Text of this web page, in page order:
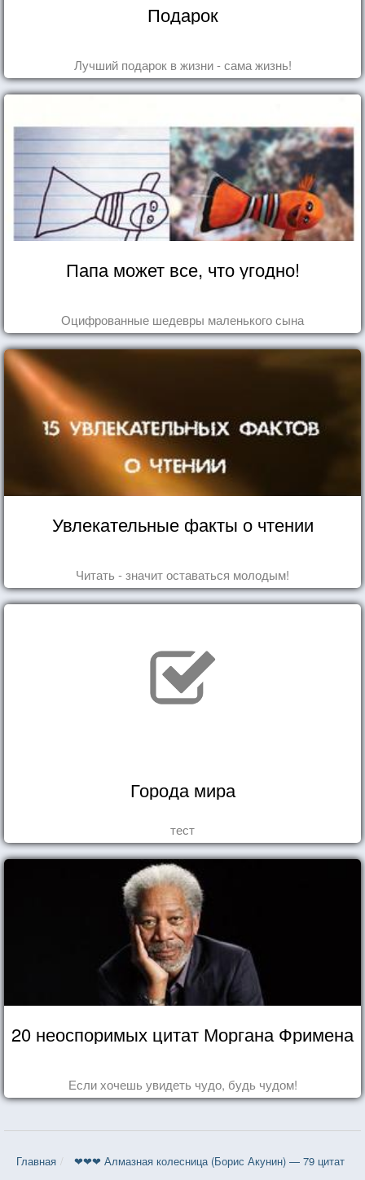
Подарок
Лучший подарок в жизни - сама жизнь!
Папа может все, что угодно!
Оцифрованные шедевры маленького сына
Увлекательные факты о чтении
Читать - значит оставаться молодым!
Города мира
тест
20 неоспоримых цитат Моргана Фримена
Если хочешь увидеть чудо, будь чудом!
Главная ❤❤❤ Алмазная колесница (Борис Акунин) — 79 цитат